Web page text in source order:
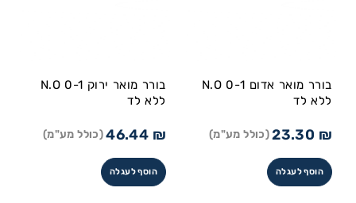
בורר מואר אדום 0-1 N.O
ללא לד
23.30 ₪ (כולל מע"מ)
הוסף לעגלה
בורר מואר ירוק N.O 0-1
ללא לד
46.44 ₪ (כולל מע"מ)
הוסף לעגלה